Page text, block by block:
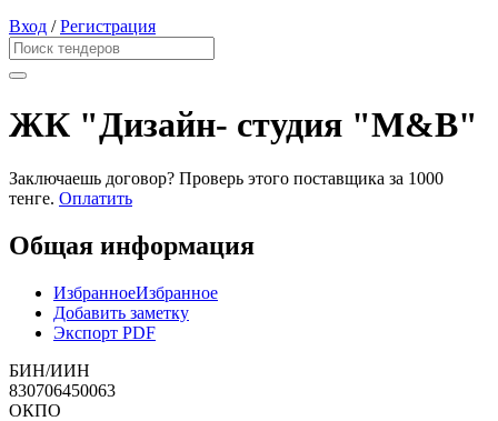
Вход /Регистрация
ЖК "Дизайн- студия "М&В"
Заключаешь договор? Проверь этого поставщика за 1000
тенге. Оплатить
Общая информация
ИзбранноеИзбранное
Добавить заметку
Экспорт PDF
БИН/ИИН
830706450063
ОКПО